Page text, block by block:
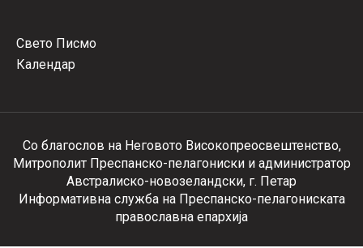
Свето Писмо
Календар
Со благослов на Неговото Високопреосвештенство,
Митрополит Преспанско-пелагониски и администратор
Австралиско-новозеландски, г. Петар
Информативна служба на Преспанско-пелагониската
православна епархија